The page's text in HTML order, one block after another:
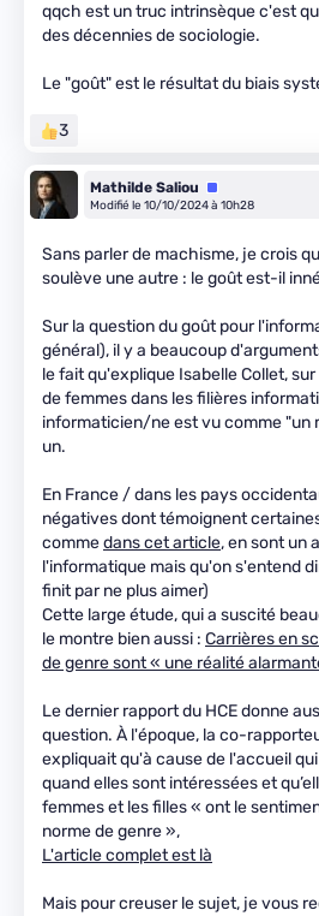
qqch est un truc intrinsèque c'est
des décennies de sociologie.
Le "goût" est le résultat du biais
3
Mathilde Saliou
Équipe
Modifié le 10/10/2024 à 10h28
Sans parler de machisme, je crois
soulève une autre : le goût est-il
Sur la question du goût pour
général), il y a beaucoup
le fait qu'explique Isabelle Collet,
de femmes dans les filières
informaticien/ne est vu comme "un
un.
En France / dans les pays
négatives dont témoignent
commedans cet article, en sont un
l'informatique mais qu'on s'entend
finit par ne plus aimer)
Cette large étude, qui a suscité
le montre bien aussi : Carrières en
de genre sont « une réalité
Le dernier rapport du HCE donne
question. À l'époque, la co-
expliquait qu'à cause de l'accueil
quand elles sont intéressées et
femmes et les filles « ont le
norme de genre »,
L'article complet est là
Mais pour creuser le sujet, je vous